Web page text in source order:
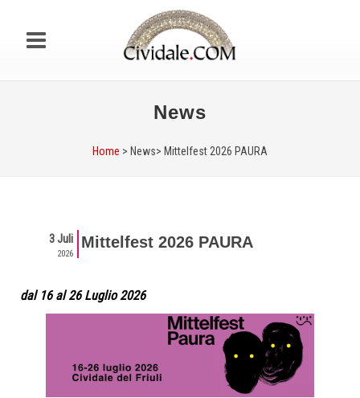
News
Home > News> Mittelfest 2026 PAURA
3 Juli
2026
Mittelfest 2026 PAURA
dal 16 al 26 Luglio 2026